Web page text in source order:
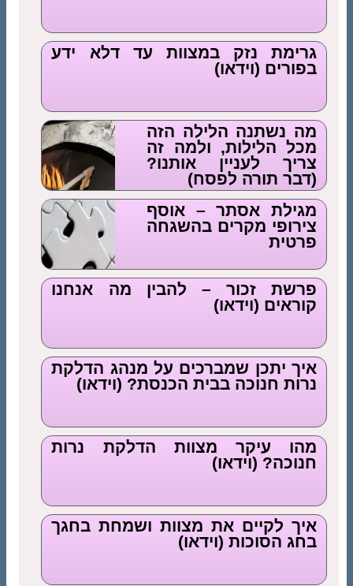
גרימת נזק במצוות עד דלא ידע
בפורים (וידאו)
מה נשתנה הלילה הזה
מכל הלילות, ולמה זה
צריך לעניין אותנו?
(דבר תורה לפסח)
מגילת אסתר – אוסף
צירופי מקרים בהשגחה
פרטית
פרשת זכור – להבין מה אנחנו
קוראים (וידאו)
איך יתכן שמברכים על מנהג הדלקת
נרות חנוכה בבית הכנסת? (וידאו)
מהו עיקר מצוות הדלקת נרות
חנוכה? (וידאו)
איך לקיים את מצוות ושמחת בחגך
בחג הסוכות (וידאו)